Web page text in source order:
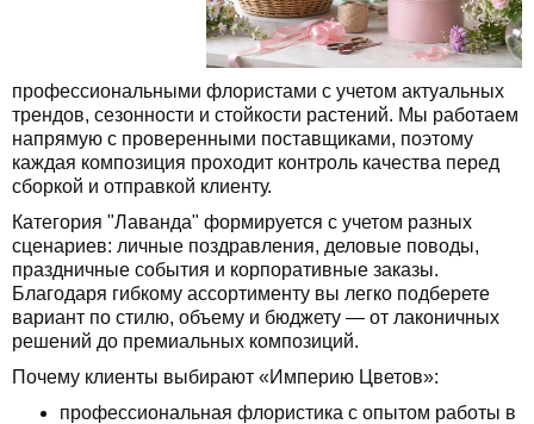
профессиональными флористами с учетом актуальных
трендов, сезонности и стойкости растений. Мы работаем
напрямую с проверенными поставщиками, поэтому
каждая композиция проходит контроль качества перед
сборкой и отправкой клиенту.
Категория "Лаванда" формируется с учетом разных
сценариев: личные поздравления, деловые поводы,
праздничные события и корпоративные заказы.
Благодаря гибкому ассортименту вы легко подберете
вариант по стилю, объему и бюджету — от лаконичных
решений до премиальных композиций.
Почему клиенты выбирают «Империю Цветов»:
профессиональная флористика с опытом работы в